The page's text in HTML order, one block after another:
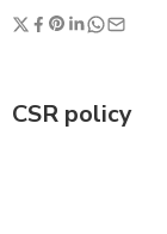
CSR policy